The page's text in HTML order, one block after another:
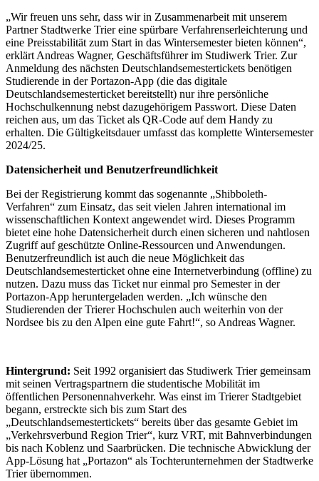
„Wir freuen uns sehr, dass wir in Zusammenarbeit mit unserem
Partner Stadtwerke Trier eine spürbare Verfahrenserleichterung und
eine Preisstabilität zum Start in das Wintersemester bieten können“,
erklärt Andreas Wagner, Geschäftsführer im Studiwerk Trier. Zur
Anmeldung des nächsten Deutschlandsemestertickets benötigen
Studierende in der Portazon-App (die das digitale
Deutschlandsemesterticket bereitstellt) nur ihre persönliche
Hochschulkennung nebst dazugehörigem Passwort. Diese Daten
reichen aus, um das Ticket als QR-Code auf dem Handy zu
erhalten. Die Gültigkeitsdauer umfasst das komplette Wintersemester
2024/25.
Datensicherheit und Benutzerfreundlichkeit
Bei der Registrierung kommt das sogenannte „Shibboleth-
Verfahren“ zum Einsatz, das seit vielen Jahren international im
wissenschaftlichen Kontext angewendet wird. Dieses Programm
bietet eine hohe Datensicherheit durch einen sicheren und nahtlosen
Zugriff auf geschützte Online-Ressourcen und Anwendungen.
Benutzerfreundlich ist auch die neue Möglichkeit das
Deutschlandsemesterticket ohne eine Internetverbindung (offline) zu
nutzen. Dazu muss das Ticket nur einmal pro Semester in der
Portazon-App heruntergeladen werden. „Ich wünsche den
Studierenden der Trierer Hochschulen auch weiterhin von der
Nordsee bis zu den Alpen eine gute Fahrt!“, so Andreas Wagner.
Hintergrund: Seit 1992 organisiert das Studiwerk Trier gemeinsam
mit seinen Vertragspartnern die studentische Mobilität im
öffentlichen Personennahverkehr. Was einst im Trierer Stadtgebiet
begann, erstreckte sich bis zum Start des
„Deutschlandsemestertickets“ bereits über das gesamte Gebiet im
„Verkehrsverbund Region Trier“, kurz VRT, mit Bahnverbindungen
bis nach Koblenz und Saarbrücken. Die technische Abwicklung der
App-Lösung hat „Portazon“ als Tochterunternehmen der Stadtwerke
Trier übernommen.